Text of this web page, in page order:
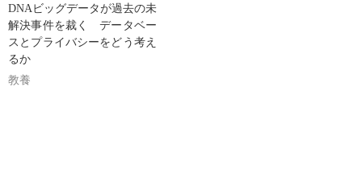
DNAビッグデータが過去の未
解決事件を裁く データベー
スとプライバシーをどう考え
るか
教養